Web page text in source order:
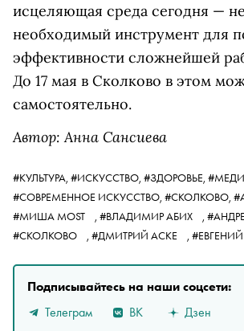
исцеляющая среда сегодня —
необходимый инструмент для
эффективности сложнейшей
До 17 мая в Сколково в этом
самостоятельно.
Автор:Анна Сансиева
#КУЛЬТУРА, #ИСКУССТВО, #ЗДОРОВЬЕ,
#СОВРЕМЕННОЕ ИСКУССТВО, #СКОЛКОВО,
#МИША MOST
, #ВЛАДИМИР АБИХ ,
#СКОЛКОВО
, #ДМИТРИЙ АСКЕ ,
Подписывайтесь на наши соцсети:
Телеграм
ВК Дзен